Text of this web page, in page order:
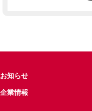
お知らせ
企業情報